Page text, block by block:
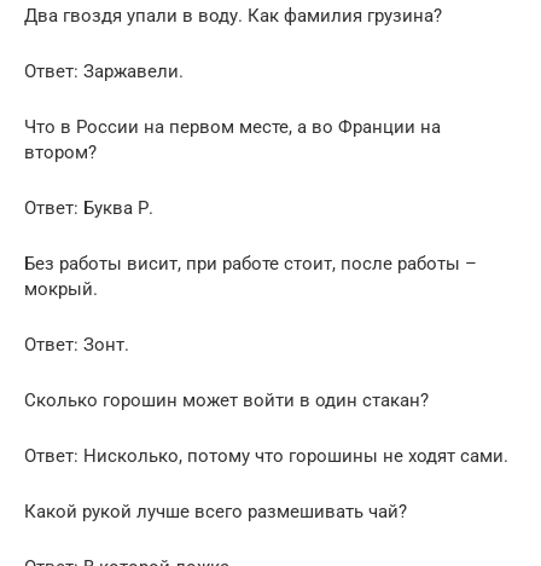
Два гвоздя упали в воду. Как фамилия грузина?
Ответ: Заржавели.
Что в России на первом месте, а во Франции на
втором?
Ответ: Буква Р.
Без работы висит, при работе стоит, после работы –
мокрый.
Ответ: Зонт.
Сколько горошин может войти в один стакан?
Ответ: Нисколько, потому что горошины не ходят сами.
Какой рукой лучше всего размешивать чай?